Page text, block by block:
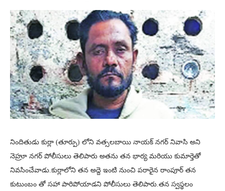
నిందితుడు కుర్లా (తూర్పు) లోని వత్సలబాయి నాయక్ నగర్ నివాసి అని
నెహ్రూ నగర్ పోలీసులు తెలిపారు అతను తన భార్య మరియు కుమార్తెతో
నివసించేవాడు.కుర్లాలోని తన అద్దె ఇంటి నుంచి పరారైన రాంపూర్ తన
కుటుంబం తో సహా పారిపోయాడని పోలీసులు తెలిపారు.తన స్వస్థలం